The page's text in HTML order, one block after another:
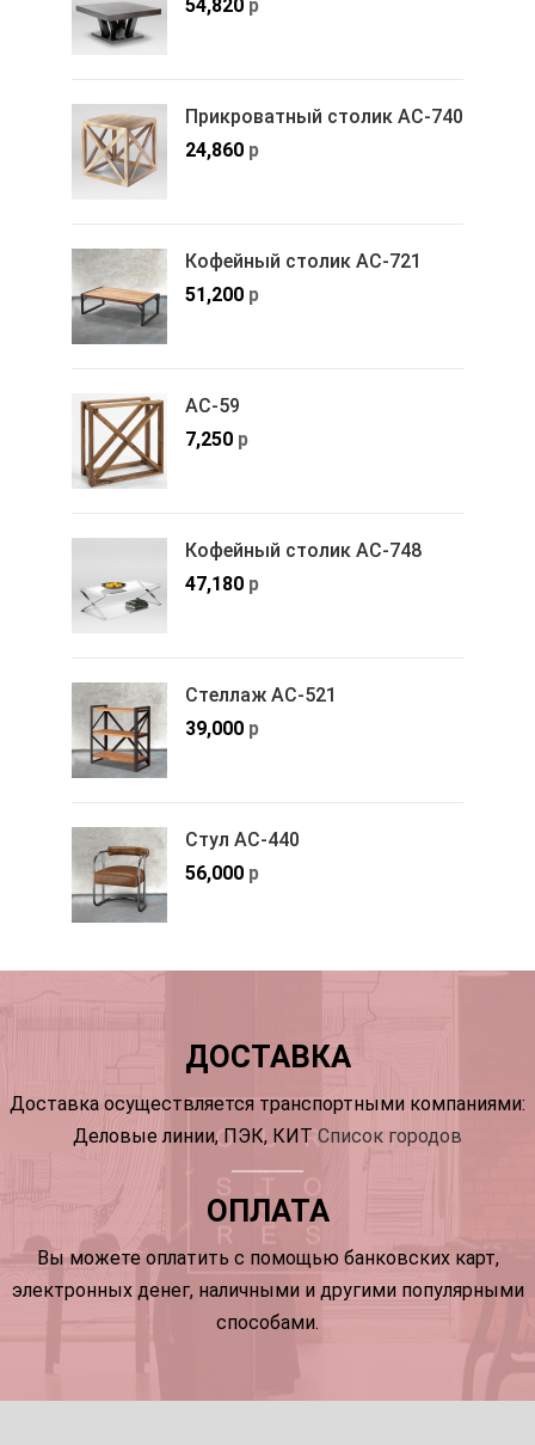
54,820 р
Прикроватный столик АС-740
24,860 р
Кофейный столик АС-721
51,200 р
АС-59
7,250 р
Кофейный столик АС-748
47,180 р
Стеллаж АС-521
39,000 р
Стул АС-440
56,000 р
ДОСТАВКА
Доставка осуществляется транспортными компаниями:
Деловые линии, ПЭК, КИТ Список городов
ОПЛАТА
Вы можете оплатить с помощью банковских карт,
электронных денег, наличными и другими популярными
способами.